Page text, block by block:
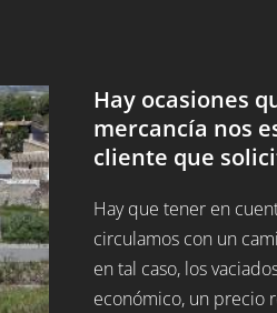
Hay ocasiones
mercancía nos
cliente que
Hay que tener en
circulamos con un
en tal caso, los
económico, un precio